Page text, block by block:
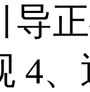
导
4、